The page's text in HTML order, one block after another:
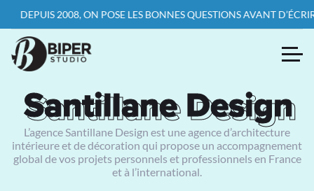
2008, ON POSE LES BONNES QUESTIONS AVANT D’ÉCRIRE LA
Santillane Design
Santillane Design
L’agence Santillane Design est une agence d’architecture
intérieure et de décoration qui propose un accompagnement
global de vos projets personnels et professionnels en France
et à l’international.